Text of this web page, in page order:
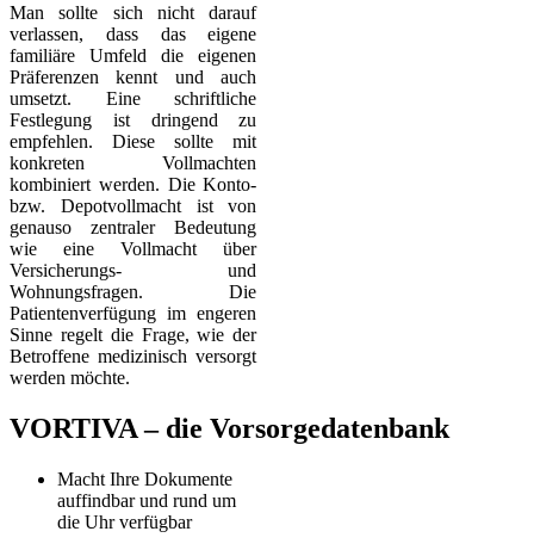
Man sollte sich nicht darauf
verlassen, dass das eigene
familiäre Umfeld die eigenen
Präferenzen kennt und auch
umsetzt. Eine schriftliche
Festlegung ist dringend zu
empfehlen. Diese sollte mit
konkreten Vollmachten
kombiniert werden. Die Konto-
bzw. Depotvollmacht ist von
genauso zentraler Bedeutung
wie eine Vollmacht über
Versicherungs- und
Wohnungsfragen. Die
Patientenverfügung im engeren
Sinne regelt die Frage, wie der
Betroffene medizinisch versorgt
werden möchte.
VORTIVA – die Vorsorgedatenbank
Macht Ihre Dokumente
auffindbar und rund um
die Uhr verfügbar